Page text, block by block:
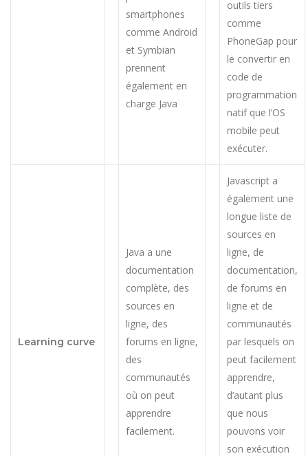
smartphones
comme Android
et Symbian
prennent
également en
charge Java
outils tiers
comme
PhoneGap pour
le convertir en
code de
programmation
natif que l’OS
mobile peut
exécuter.
Learning curve
Java a une
documentation
complète, des
sources en
ligne, des
forums en ligne,
des
communautés
où on peut
apprendre
facilement.
Javascript a
également une
longue liste de
sources en
ligne, de
documentation,
de forums en
ligne et de
communautés
par lesquels on
peut facilement
apprendre,
d’autant plus
que nous
pouvons voir
son exécution